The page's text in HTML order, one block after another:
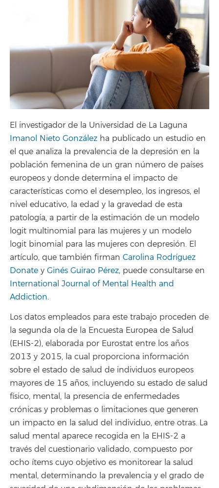
El investigador de la Universidad de La Laguna
Imanol Nieto González ha publicado un estudio en
el que analiza la prevalencia de la depresión en la
población femenina de un gran número de países
europeos y donde determina el impacto de
características como el desempleo, los ingresos, el
nivel educativo, la edad y la gravedad de esta
patología, a partir de la estimación de un modelo
logit multinomial para las mujeres y un modelo
logit binomial para las mujeres con depresión. El
artículo, que también firman Carolina Rodríguez
Donate y Ginés Guirao Pérez, puede consultarse en
International Journal of Mental Health and
Addiction.
Los datos empleados para este trabajo proceden de
la segunda ola de la Encuesta Europea de Salud
(EHIS-2), elaborada por Eurostat entre los años
2013 y 2015, la cual proporciona información
sobre el estado de salud de individuos europeos
mayores de 15 años, incluyendo su estado de salud
físico, mental, la presencia de enfermedades
crónicas y problemas o limitaciones que generen
un impacto en la salud del individuo, entre otras. La
salud mental aparece recogida en la EHIS-2 a
través del cuestionario validado, compuesto por
ocho ítems cuyo objetivo es monitorear la salud
mental, determinando la prevalencia y el grado de